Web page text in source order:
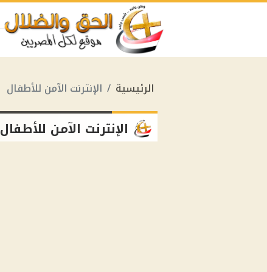
الرئيسية الإنترنت الآمن للأطفال
الإنترنت الآمن للأطفال